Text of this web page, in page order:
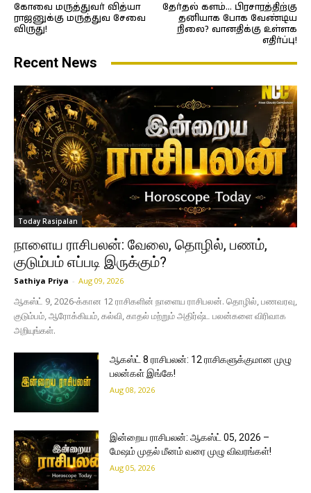
கோவை மருத்துவர் வித்யா
ராஜனுக்கு மருத்துவ சேவை
விருது!
தேர்தல் களம்… பிரசாரத்திற்கு
தனியாக போக வேண்டிய
நிலை? வானதிக்கு உள்ளக
எதிர்ப்பு!
Recent News
Today Rasipalan
நாளைய ராசிபலன்: வேலை, தொழில், பணம்,
குடும்பம் எப்படி இருக்கும்?
Sathiya Priya - Aug 09, 2026
ஆகஸ்ட் 9, 2026-க்கான 12 ராசிகளின் நாளைய ராசிபலன். தொழில், பணவரவு,
குடும்பம், ஆரோக்கியம், கல்வி, காதல் மற்றும் அதிர்ஷ்ட பலன்களை விரிவாக
அறியுங்கள்.
ஆகஸ்ட் 8 ராசிபலன்: 12 ராசிகளுக்குமான முழு
பலன்கள் இங்கே!
Aug 08, 2026
இன்றைய ராசிபலன்: ஆகஸ்ட் 05, 2026 –
மேஷம் முதல் மீனம் வரை முழு விவரங்கள்!
Aug 05, 2026